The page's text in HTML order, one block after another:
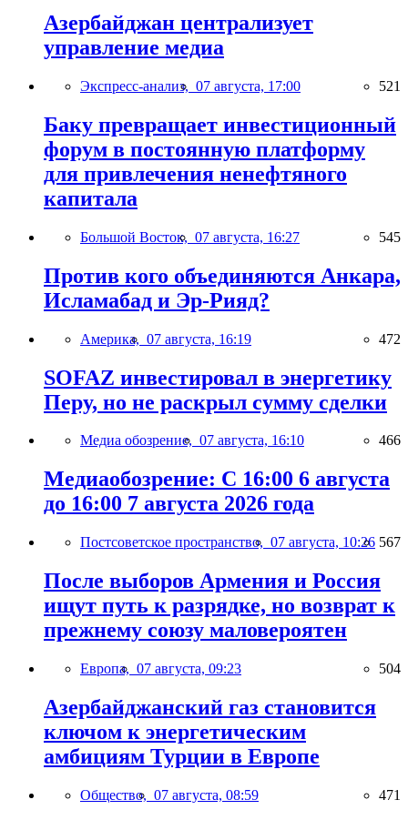
Азербайджан централизует
управление медиа
Экспресс-анализ, 07 августа, 17:00 521
Баку превращает инвестиционный
форум в постоянную платформу
для привлечения ненефтяного
капитала
Большой Восток, 07 августа, 16:27 545
Против кого объединяются Анкара,
Исламабад и Эр-Рияд?
Америка, 07 августа, 16:19 472
SOFAZ инвестировал в энергетику
Перу, но не раскрыл сумму сделки
Медиа обозрение, 07 августа, 16:10 466
Медиаобозрение: С 16:00 6 августа
до 16:00 7 августа 2026 года
Постсоветское пространство, 07 августа, 10:26 567
После выборов Армения и Россия
ищут путь к разрядке, но возврат к
прежнему союзу маловероятен
Европа, 07 августа, 09:23 504
Азербайджанский газ становится
ключом к энергетическим
амбициям Турции в Европе
Общество, 07 августа, 08:59 471